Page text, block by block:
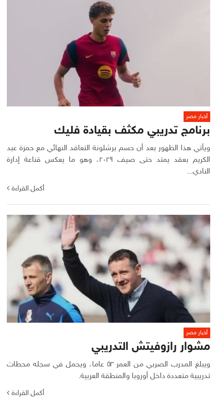
أخبار مصر
برنامج تدريبي مكثف بقيادة فليك
ويأتي هذا الظهور بعد أن حسم برشلونة التعاقد النهائي مع حمزة عبد
الكريم بعقد يمتد حتى صيف ٢٠٢٩، وهو ما يعكس قناعة إدارة
النادي...
أكمل القراءة
أخبار مصر
مشوار رازوفيتش التدريبي
ويبلغ المدرب الصربي من العمر ٥٣ عاما، ويحمل في سجله محطات
تدريبية متعددة داخل أوروبا والمنطقة العربية.
أكمل القراءة